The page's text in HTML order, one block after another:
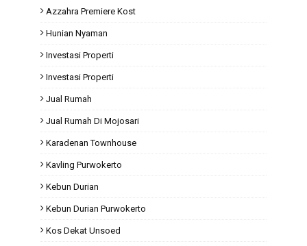
Azzahra Premiere Kost
Hunian Nyaman
Investasi Properti
Investasi Properti
Jual Rumah
Jual Rumah Di Mojosari
Karadenan Townhouse
Kavling Purwokerto
Kebun Durian
Kebun Durian Purwokerto
Kos Dekat Unsoed